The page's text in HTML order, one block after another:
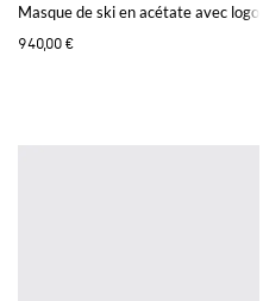
Masque de ski en acétate avec
940,00 €